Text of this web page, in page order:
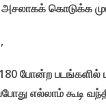
கொடுக்க
போன்ற படங்களில்
எல்லாம் கூடி